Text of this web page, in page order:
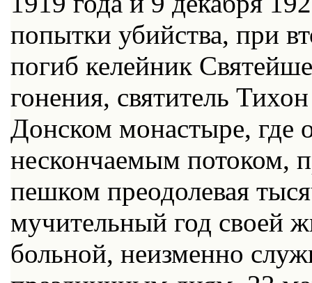
попытки убийства, при
погиб келейник
гонения, святитель
Донском монастыре,
нескончаемым потоком,
пешком преодолевая
мучительный год своей
больной, неизменно